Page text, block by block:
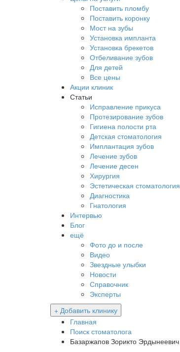
Поставить пломбу
Поставить коронку
Мост на зубы
Установка импланта
Установка брекетов
Отбеливание зубов
Для детей
Все цены
Акции клиник
Статьи
Исправление прикуса
Протезирование зубов
Гигиена полости рта
Детская стоматология
Имплантация зубов
Лечение зубов
Лечение десен
Хирургия
Эстетическая стоматология
Диагностика
Гнатология
Интервью
Блог
ещё
Фото до и после
Видео
Звездные улыбки
Новости
Справочник
Эксперты
+ Добавить клинику
Главная
Поиск стоматолога
Базаржапов Зорикто Эрдынеевич